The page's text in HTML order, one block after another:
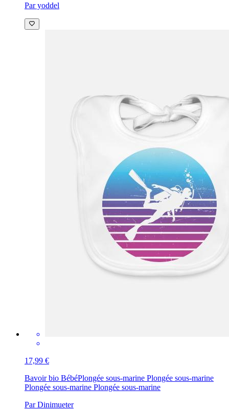
Par yoddel
17,99 €
Bavoir bio BébéPlongée sous-marine Plongée sous-marine
Plongée sous-marine Plongée sous-marine
Par Dinimueter